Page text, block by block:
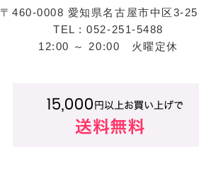
〒460-0008 愛知県名古屋市中区3-
TEL : 052-251-5488
12:00 ～ 20:00 火曜定休